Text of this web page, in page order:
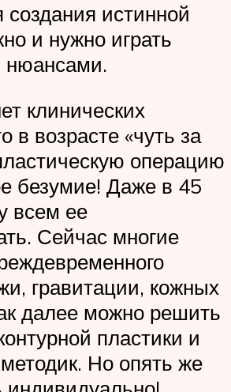
истинной
и нужно играть
нюансами.
клинических
в возрасте «чуть за
операцию
безумие! Даже в 45
всем ее
Сейчас многие
гравитации, кожных
далее можно решить
пластики и
Но опять же